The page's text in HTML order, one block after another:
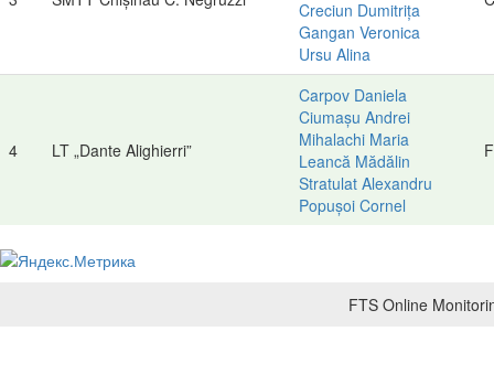
Creciun Dumitrița
Gangan Veronica
Ursu Alina
4 LT „Dante Alighierri”
Carpov Daniela
Ciumașu Andrei
Mihalachi Maria
Leancă Mădălin
Stratulat Alexandru
Popușoi Cornel
FTS Online